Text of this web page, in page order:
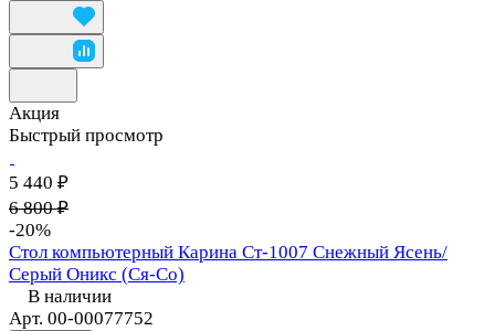
Акция
Быстрый просмотр
5 440 ₽
6 800 ₽
-20%
Стол компьютерный Карина Ст-1007 Снежный Ясень/
Серый Оникс (Ся-Со)
В наличии
Арт. 00-00077752